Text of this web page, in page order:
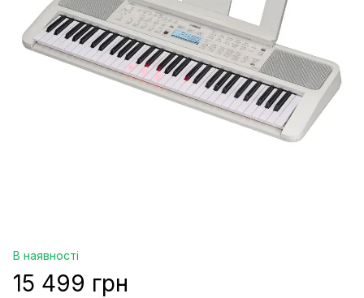
В наявності
15 499 грн